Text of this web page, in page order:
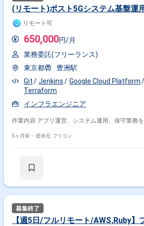
(リモート)ポスト5Gシステム基盤運
リモート可
650,000円/月
業務委託(フリーランス)
東京都
豊洲駅
Git
Jenkins Google Cloud Platform
Terraform
インフラエンジニア
作業内容 アプリ運営、システム運用、保守業務
5ヶ月前・ 提供元: フリコン
【週5日/フルリモート/AWS,Ruby】